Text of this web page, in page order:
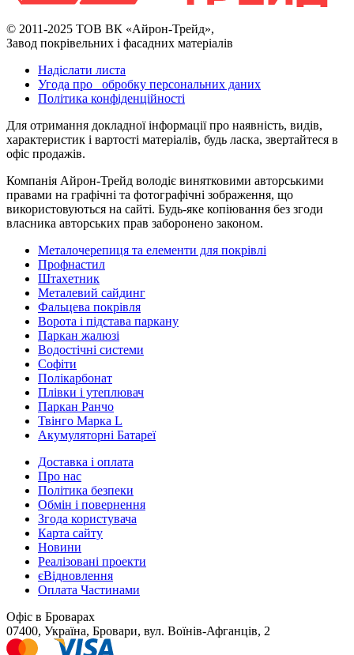
© 2011-2025 ТОВ ВК «Айрон-Трейд»,
Завод покрівельних і фасадних матеріалів
Надіслати листа
Угода про обробку персональних даних
Політика конфіденційності
Для отримання докладної інформації про наявність, видів,
характеристик і вартості матеріалів, будь ласка, звертайтеся в
офіс продажів.
Компанія Айрон-Трейд володіє винятковими авторськими
правами на графічні та фотографічні зображення, що
використовуються на сайті. Будь-яке копіювання без згоди
власника авторських прав заборонено законом.
Металочерепиця та елементи для покрівлі
Профнастил
Штахетник
Металевий сайдинг
Фальцева покрівля
Ворота і підстава паркану
Паркан жалюзі
Водостічні системи
Софіти
Полікарбонат
Плівки і утеплювач
Паркан Ранчо
Твінго Марка L
Акумуляторні Батареї
Доставка і оплата
Про нас
Політика безпеки
Обмін і повернення
Згода користувача
Карта сайту
Новини
Реалізовані проекти
єВідновлення
Оплата Частинами
Офіс в Броварах
07400, Україна, Бровари, вул. Воїнів-Афганців, 2